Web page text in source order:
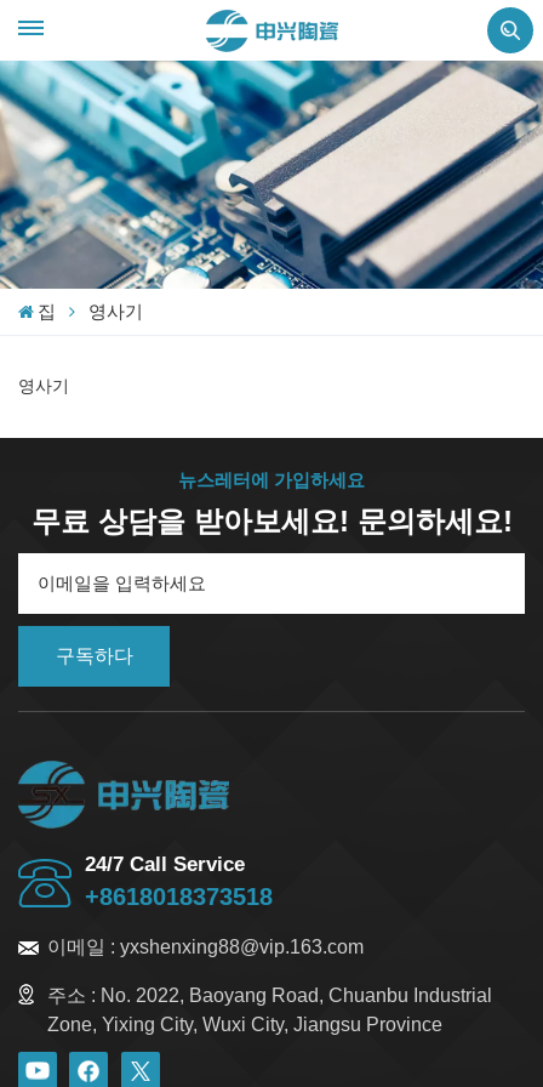
집 영사기
영사기
뉴스레터에 가입하세요
무료 상담을 받아보세요! 문의하세요!
구독하다
24/7 Call Service
+8618018373518
이메일 : yxshenxing88@vip.163.com
주소 : No. 2022, Baoyang Road, Chuanbu Industrial
Zone, Yixing City, Wuxi City, Jiangsu Province